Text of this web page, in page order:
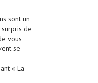
sont un
de
vous
se
« La